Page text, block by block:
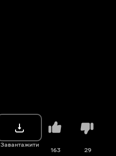
Завантажити
163 29